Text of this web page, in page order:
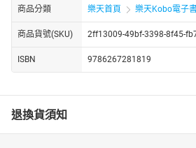
第一課 運用機智，弱小也能戰勝強大──聽
（出自《戰國策‧楚策一》）
第二課 爭吵不是解決問題的好方法──聽
（出自《戰國策‧燕策二》）
（出自宋、林昉《田間書‧雜言》）
第四課 父母的溺愛，可能會害了孩子──聽
（出自明、馮夢龍《古今談概‧專愚部》
商品分類 樂天首頁 樂天Kobo電子
商品貨號(SKU) 2ff13009-49bf-3398-8f45-
ISBN 9786267281819
退換貨須知